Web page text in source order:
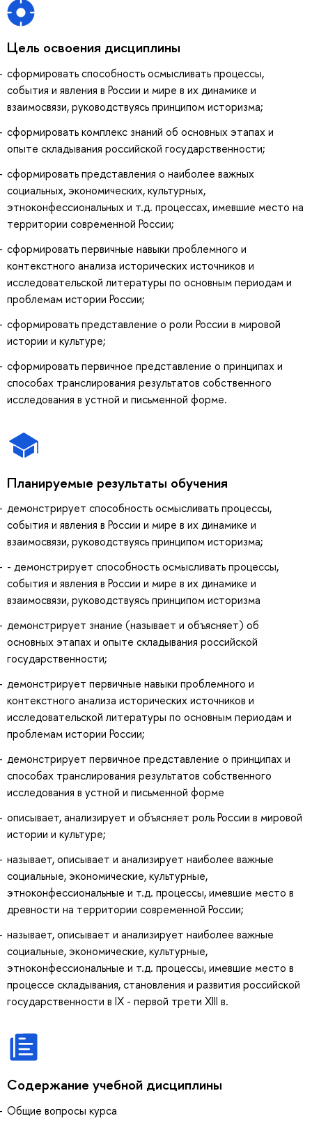
Цель освоения дисциплины
сформировать способность осмысливать процессы,
события и явления в России и мире в их динамике и
взаимосвязи, руководствуясь принципом историзма;
сформировать комплекс знаний об основных этапах и
опыте складывания российской государственности;
сформировать представления о наиболее важных
социальных, экономических, культурных,
этноконфессиональных и т.д. процессах, имевшие место на
территории современной России;
сформировать первичные навыки проблемного и
контекстного анализа исторических источников и
исследовательской литературы по основным периодам и
проблемам истории России;
сформировать представление о роли России в мировой
истории и культуре;
сформировать первичное представление о принципах и
способах транслирования результатов собственного
исследования в устной и письменной форме.
Планируемые результаты обучения
демонстрирует способность осмысливать процессы,
события и явления в России и мире в их динамике и
взаимосвязи, руководствуясь принципом историзма;
- демонстрирует способность осмысливать процессы,
события и явления в России и мире в их динамике и
взаимосвязи, руководствуясь принципом историзма
демонстрирует знание (называет и объясняет) об
основных этапах и опыте складывания российской
государственности;
демонстрирует первичные навыки проблемного и
контекстного анализа исторических источников и
исследовательской литературы по основным периодам и
проблемам истории России;
демонстрирует первичное представление о принципах и
способах транслирования результатов собственного
исследования в устной и письменной форме
описывает, анализирует и объясняет роль России в мировой
истории и культуре;
называет, описывает и анализирует наиболее важные
социальные, экономические, культурные,
этноконфессиональные и т.д. процессы, имевшие место в
древности на территории современной России;
называет, описывает и анализирует наиболее важные
социальные, экономические, культурные,
этноконфессиональные и т.д. процессы, имевшие место в
процессе складывания, становления и развития российской
государственности в IX - первой трети XIII в.
Содержание учебной дисциплины
Общие вопросы курса